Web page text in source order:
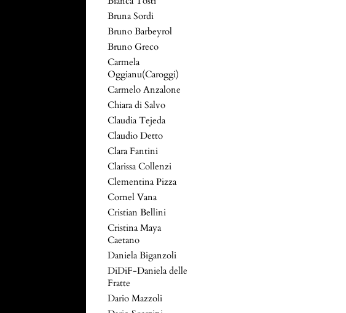
Bruna Sordi
Bruno Barbeyrol
Bruno Greco
Carmela
Oggianu(Caroggi)
Carmelo Anzalone
Chiara di Salvo
Claudia Tejeda
Claudio Detto
Clara Fantini
Clarissa Collenzi
Clementina Pizza
Cornel Vana
Cristian Bellini
Cristina Maya
Caetano
Daniela Biganzoli
DiDiF-Daniela delle
Fratte
Dario Mazzoli